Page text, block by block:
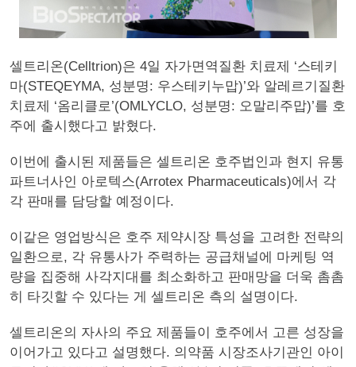
셀트리온(Celltrion)은 4일 자가면역질환 치료제 ‘스테키
마(STEQEYMA, 성분명: 우스테키누맙)’와 알레르기질환
치료제 ‘옴리클로’(OMLYCLO, 성분명: 오말리주맙)’를 호
주에 출시했다고 밝혔다.
이번에 출시된 제품들은 셀트리온 호주법인과 현지 유통
파트너사인 아로텍스(Arrotex Pharmaceuticals)에서 각
각 판매를 담당할 예정이다.
이같은 영업방식은 호주 제약시장 특성을 고려한 전략의
일환으로, 각 유통사가 주력하는 공급채널에 마케팅 역
량을 집중해 사각지대를 최소화하고 판매망을 더욱 촘촘
히 타깃할 수 있다는 게 셀트리온 측의 설명이다.
셀트리온의 자사의 주요 제품들이 호주에서 고른 성장을
이어가고 있다고 설명했다. 의약품 시장조사기관인 아이